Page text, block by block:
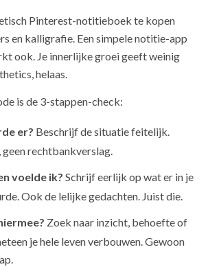
Pinterest-notitieboek te kopen
en kalligrafie. Een simpele notitie-app
ook. Je innerlijke groei geeft weinig
helaas.
is de 3-stappen-check:
er? Beschrijf de situatie feitelijk.
geen rechtbankverslag.
voelde ik? Schrijf eerlijk op wat er in je
Ook de lelijke gedachten. Juist die.
Zoek naar inzicht, behoefte of
je hele leven verbouwen. Gewoon